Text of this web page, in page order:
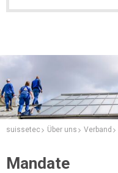
suissetec Über uns Verband
Mandate